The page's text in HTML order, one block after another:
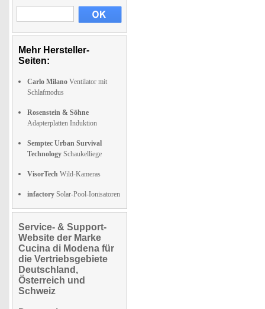
Mehr Hersteller-
Seiten:
Carlo Milano Ventilator mit
Schlafmodus
Rosenstein & Söhne
Adapterplatten Induktion
Semptec Urban Survival
Technology Schaukelliege
VisorTech Wild-Kameras
infactory Solar-Pool-Ionisatoren
Service- & Support-
Website der Marke
Cucina di Modena für
die Vertriebsgebiete
Deutschland,
Österreich und
Schweiz